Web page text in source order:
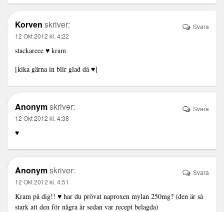
Korven skriver:
12 Okt 2012 kl. 4:22
stackareee ♥ kram
[kika gärna in blir glad då ♥]
Svara
Anonymskriver:
12 Okt 2012 kl. 4:38
♥
Svara
Anonymskriver:
12 Okt 2012 kl. 4:51
Kram på dig!! ♥ har du prövat naproxen mylan 250mg? (den är så
stark att den för några år sedan var recept belagda)
Svara